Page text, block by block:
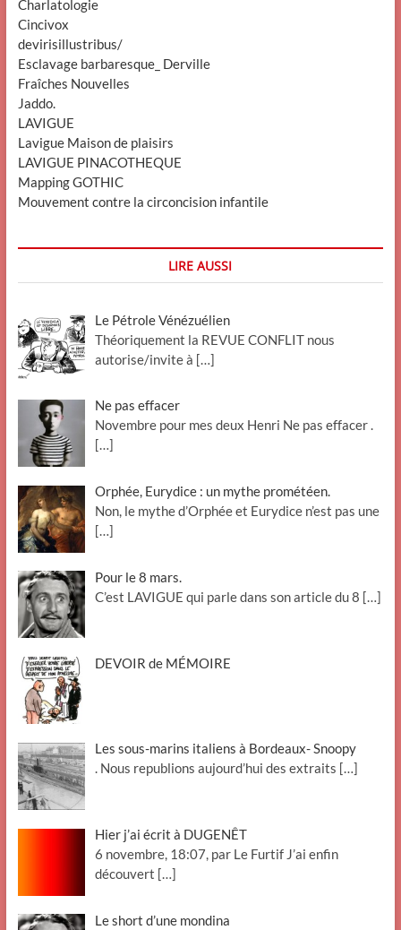
Charlatologie
Cincivox
devirisillustribus/
Esclavage barbaresque_ Derville
Fraîches Nouvelles
Jaddo.
LAVIGUE
Lavigue Maison de plaisirs
LAVIGUE PINACOTHEQUE
Mapping GOTHIC
Mouvement contre la circoncision infantile
LIRE AUSSI
Le Pétrole Vénézuélien
Théoriquement la REVUE CONFLIT nous
autorise/invite à […]
Ne pas effacer
Novembre pour mes deux Henri Ne pas effacer .
[…]
Orphée, Eurydice : un mythe prométéen.
Non, le mythe d’Orphée et Eurydice n’est pas une
[…]
Pour le 8 mars.
C’est LAVIGUE qui parle dans son article du 8 […]
DEVOIR de MÉMOIRE
Les sous-marins italiens à Bordeaux- Snoopy
. Nous republions aujourd’hui des extraits […]
Hier j’ai écrit à DUGENÊT
6 novembre, 18:07, par Le Furtif J’ai enfin
découvert […]
Le short d’une mondina